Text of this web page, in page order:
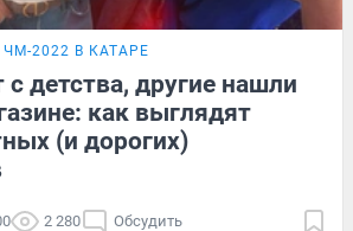
ЧМ-2022 В КАТАРЕ
детства, другие нашли
как выглядят
(и дорогих)
2 280 Обсудить